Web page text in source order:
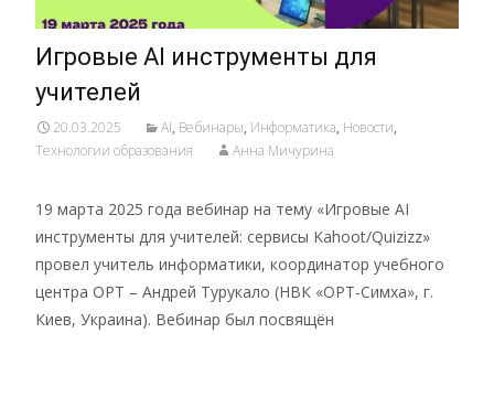
Игровые AI инструменты для
учителей
20.03.2025 AI, Вебинары, Информатика, Новости,
Технологии образования
Анна Мичурина
19 марта 2025 года вебинар на тему «Игровые AI
инструменты для учителей: сервисы Kahoot/Quizizz»
провел учитель информатики, координатор учебного
центра ОРТ – Андрей Турукало (НВК «ОРТ-Симха», г.
Киев, Украина). Вебинар был посвящён